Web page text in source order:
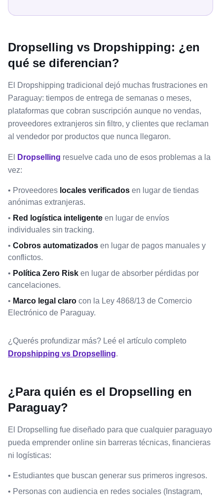
Dropselling vs Dropshipping: ¿en
qué se diferencian?
El Dropshipping tradicional dejó muchas frustraciones en
Paraguay: tiempos de entrega de semanas o meses,
plataformas que cobran suscripción aunque no vendas,
proveedores extranjeros sin filtro, y clientes que reclaman
al vendedor por productos que nunca llegaron.
El Dropselling resuelve cada uno de esos problemas a la
vez:
• Proveedores locales verificados en lugar de tiendas
anónimas extranjeras.
• Red logística inteligente en lugar de envíos
individuales sin tracking.
• Cobros automatizados en lugar de pagos manuales y
conflictos.
• Política Zero Risk en lugar de absorber pérdidas por
cancelaciones.
• Marco legal claro con la Ley 4868/13 de Comercio
Electrónico de Paraguay.
¿Querés profundizar más? Leé el artículo completo
Dropshipping vs Dropselling.
¿Para quién es el Dropselling en
Paraguay?
El Dropselling fue diseñado para que cualquier paraguayo
pueda emprender online sin barreras técnicas, financieras
ni logísticas:
• Estudiantes que buscan generar sus primeros ingresos.
• Personas con audiencia en redes sociales (Instagram,